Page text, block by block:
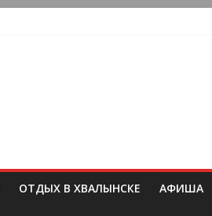
ОТДЫХ В ХВАЛЫНСКЕ АФИША